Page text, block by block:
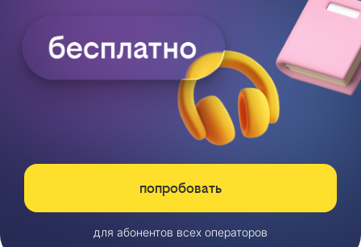
попробовать
для абонентов всех операторов